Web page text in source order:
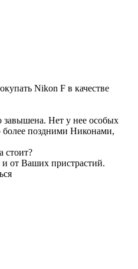
Nikon F в качестве
завышена. Нет у нее особых
более поздними Никонами,
стоит?
от Ваших пристрастий.